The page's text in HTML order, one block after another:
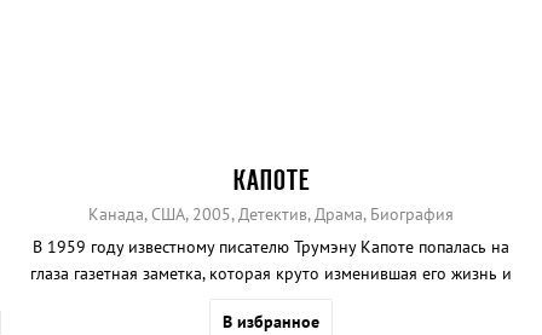
КАПОТЕ
Канада, США, 2005, Детектив, Драма, Биография
В 1959 году известному писателю Трумэну Капоте попалась на
глаза газетная заметка, которая круто изменившая его жизнь и
В избранное